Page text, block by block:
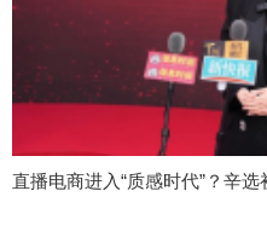
直播电商进入“质感时代”？辛